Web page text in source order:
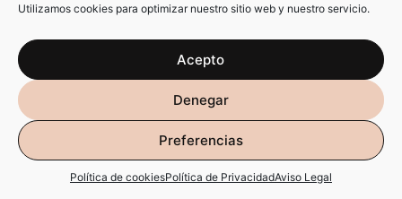
Utilizamos cookies para optimizar nuestro sitio web y nuestro servicio.
Acepto
Denegar
Preferencias
Política de cookiesPolítica de PrivacidadAviso Legal
PORRÚBRIKA